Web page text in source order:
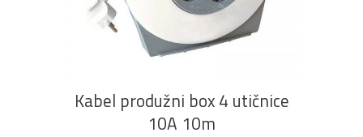
DODAJ U KOŠARICU
Kabel produžni box 4 utičnice
10A 10m